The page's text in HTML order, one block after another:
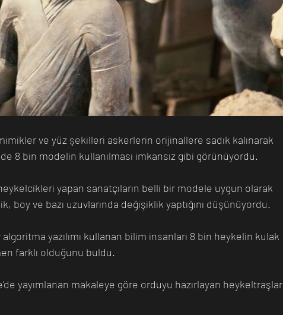
ve yüz şekilleri askerlerin orijinallere sadık kalınarak
de 8 bin modelin kullanılması imkansız gibi görünüyordu.
yapan sanatçıların belli bir modele uygun olarak
ve bazı uzuvlarında değişiklik yaptığını düşünüyordu.
yazılımı kullanan bilim insanları 8 bin heykelin kulak
farklı olduğunu buldu.
yayımlanan makaleye göre orduyu hazırlayan heykeltraşlar